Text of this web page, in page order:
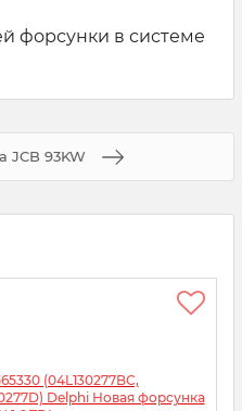
форсунки в системе
JCB 93KW